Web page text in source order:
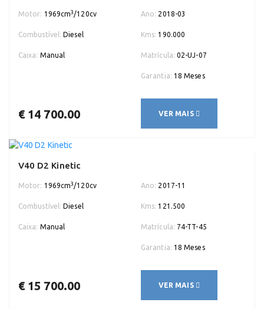
Motor: 1969cm3/120cv Ano: 2018-03
Combustível: Diesel Kms: 190.000
Caixa: Manual Matrícula: 02-UJ-07
Garantia: 18 Meses
€ 14 700.00 VER MAIS
V40 D2 Kinetic
Motor: 1969cm3/120cv Ano: 2017-11
Combustível: Diesel Kms: 121.500
Caixa: Manual Matrícula: 74-TT-45
Garantia: 18 Meses
€ 15 700.00 VER MAIS